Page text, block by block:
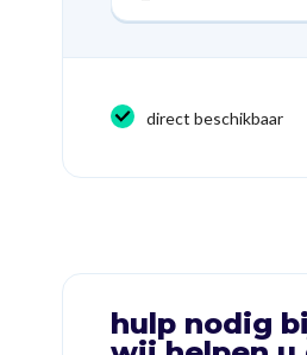
direct beschikbaar
hulp nodig